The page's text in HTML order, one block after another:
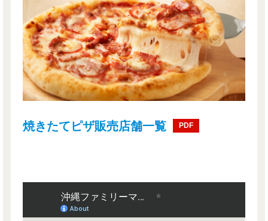
焼きたてピザ販売店舗一覧 PDF